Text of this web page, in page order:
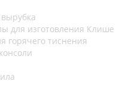
для изготовления Клише
горячего тиснения